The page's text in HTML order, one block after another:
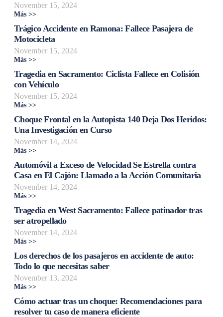
November 15, 2024
Más >>
Trágico Accidente en Ramona: Fallece Pasajera de
Motocicleta
November 15, 2024
Más >>
Tragedia en Sacramento: Ciclista Fallece en Colisión
con Vehículo
November 15, 2024
Más >>
Choque Frontal en la Autopista 140 Deja Dos Heridos:
Una Investigación en Curso
November 14, 2024
Más >>
Automóvil a Exceso de Velocidad Se Estrella contra
Casa en El Cajón: Llamado a la Acción Comunitaria
November 14, 2024
Más >>
Tragedia en West Sacramento: Fallece patinador tras
ser atropellado
November 14, 2024
Más >>
Los derechos de los pasajeros en accidente de auto:
Todo lo que necesitas saber
November 13, 2024
Más >>
Cómo actuar tras un choque: Recomendaciones para
resolver tu caso de manera eficiente